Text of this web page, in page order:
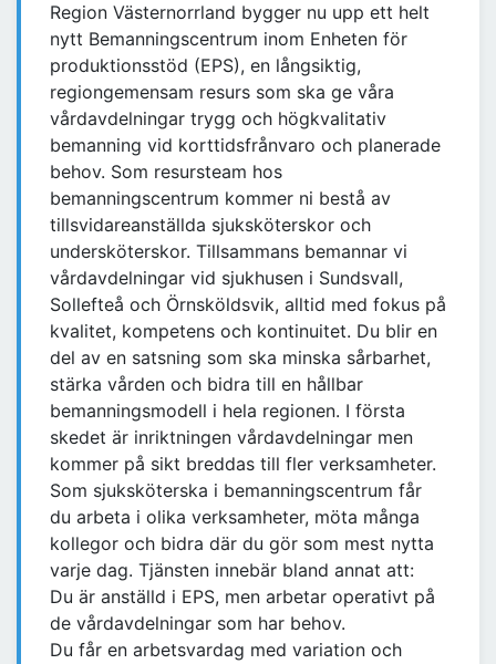
Region Västernorrland bygger nu upp ett helt
nytt Bemanningscentrum inom Enheten för
produktionsstöd (EPS), en långsiktig,
regiongemensam resurs som ska ge våra
vårdavdelningar trygg och högkvalitativ
bemanning vid korttidsfrånvaro och planerade
behov. Som resursteam hos
bemanningscentrum kommer ni bestå av
tillsvidareanställda sjuksköterskor och
undersköterskor. Tillsammans bemannar vi
vårdavdelningar vid sjukhusen i Sundsvall,
Sollefteå och Örnsköldsvik, alltid med fokus på
kvalitet, kompetens och kontinuitet. Du blir en
del av en satsning som ska minska sårbarhet,
stärka vården och bidra till en hållbar
bemanningsmodell i hela regionen. I första
skedet är inriktningen vårdavdelningar men
kommer på sikt breddas till fler verksamheter.
Som sjuksköterska i bemanningscentrum får
du arbeta i olika verksamheter, möta många
kollegor och bidra där du gör som mest nytta
varje dag. Tjänsten innebär bland annat att:
Du är anställd i EPS, men arbetar operativt på
de vårdavdelningar som har behov.
Du får en arbetsvardag med variation och